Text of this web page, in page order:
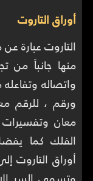
أوراق التاروت
منها جانباً من
واتصاله
ورقم ، للرقم
معان
الفلك كما